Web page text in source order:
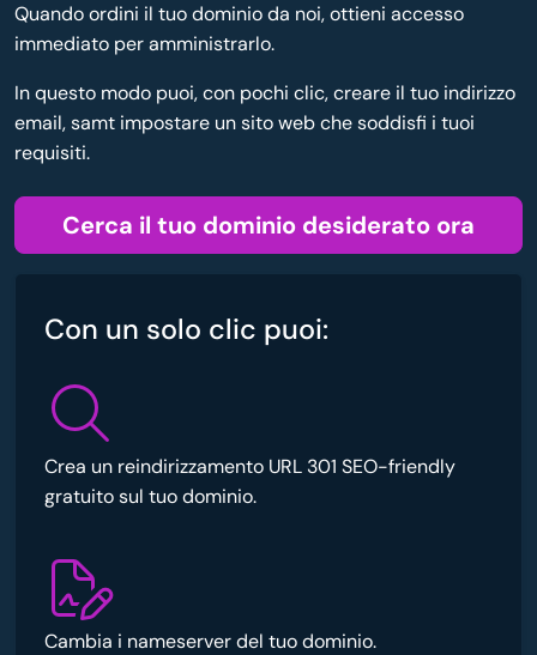
Quando ordini il tuo dominio da noi, ottieni accesso
immediato per amministrarlo.
In questo modo puoi, con pochi clic, creare il tuo indirizzo
email, samt impostare un sito web che soddisfi i tuoi
requisiti.
Cerca il tuo dominio desiderato ora
Con un solo clic puoi:
Crea un reindirizzamento URL 301 SEO-friendly
gratuito sul tuo dominio.
Cambia i nameserver del tuo dominio.